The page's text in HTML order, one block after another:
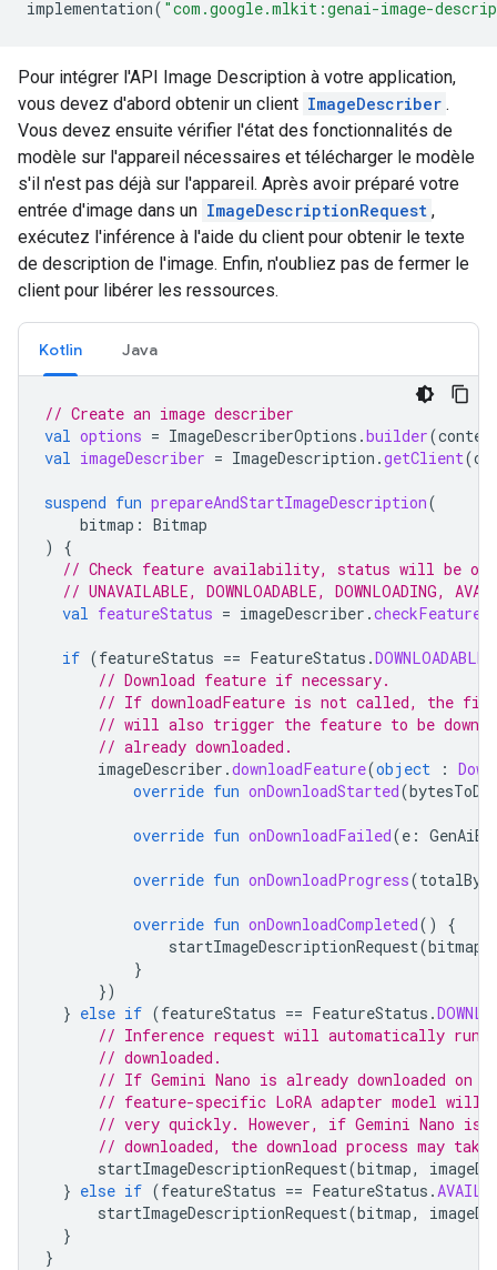
implementation( "com.google.mlkit:genai-image-
Pour intégrer l'API Image Description à votre application,
vous devez d'abord obtenir un client ImageDescriber .
Vous devez ensuite vérifier l'état des fonctionnalités de
modèle sur l'appareil nécessaires et télécharger le modèle
s'il n'est pas déjà sur l'appareil. Après avoir préparé votre
entrée d'image dans un ImageDescriptionRequest ,
exécutez l'inférence à l'aide du client pour obtenir le texte
de description de l'image. Enfin, n'oubliez pas de fermer le
client pour libérer les ressources.
Kotlin Java
// Create an image describer
val options = ImageDescriberOptions .builder(
val imageDescriber = ImageDescription .getClient(
suspend fun prepareAndStartImageDescription(
bitmap : Bitmap
)
{
// Check feature availability, status will be
// UNAVAILABLE, DOWNLOADABLE, DOWNLOADING,
val featureStatus = imageDescriber .
if (featureStatus == FeatureStatus .DOWNLOADABLE
// Download feature if necessary.
// If downloadFeature is not called, the
// will also trigger the feature to be
// already downloaded.
imageDescriber .downloadFeature(object :
override fun onDownloadStarted(
override fun onDownloadFailed(e :
override fun onDownloadProgress(
override fun onDownloadCompleted()
{
startImageDescriptionRequest(bitmap
}
})
} else if (featureStatus == FeatureStatus .
// Inference request will automatically run
// downloaded.
// If Gemini Nano is already downloaded on
// feature-specific LoRA adapter model will
// very quickly. However, if Gemini Nano is
// downloaded, the download process may
startImageDescriptionRequest(bitmap,
} else if (featureStatus == FeatureStatus .
startImageDescriptionRequest(bitmap,
}
}